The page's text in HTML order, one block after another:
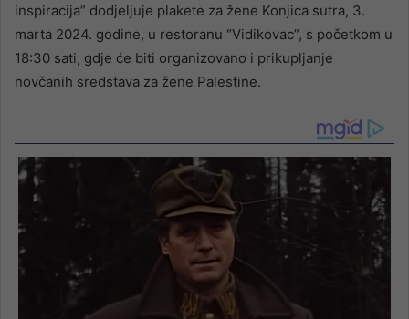
inspiracija” dodjeljuje plakete za žene Konjica sutra, 3.
marta 2024. godine, u restoranu “Vidikovac”, s početkom u
18:30 sati, gdje će biti organizovano i prikupljanje
novčanih sredstava za žene Palestine.